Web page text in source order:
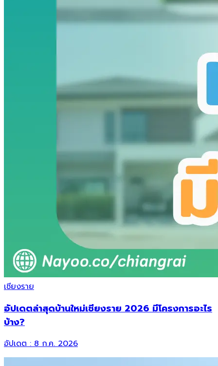
เชียงราย
อัปเดตล่าสุดบ้านใหม่เชียงราย 2026 มีโครงการอะไร
บ้าง?
อัปเดต :8 ก.ค. 2026